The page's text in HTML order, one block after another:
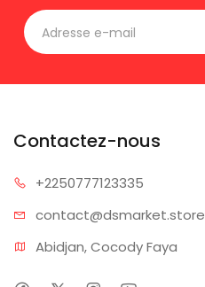
Contactez-nous
+2250777123335
contact@dsmarket.store
Abidjan, Cocody Faya